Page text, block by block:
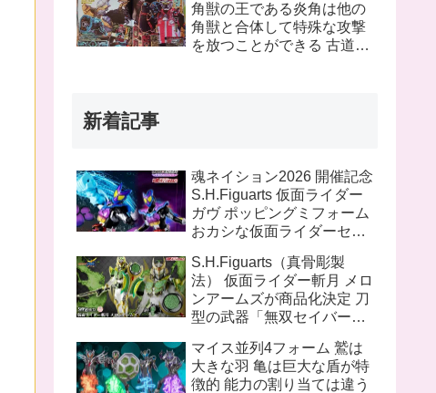
角獣の王である炎角は他の
角獣と合体して特殊な攻撃
を放つことができる 古道具
新着記事
魂ネイション2026 開催記念
S.H.Figuarts 仮面ライダー
ガヴ ポッピングミフォーム
おカシな仮面ライダーセッ
法） 仮面ライダー1号／本
郷猛（仮面ライダーTHE
FIRST）
S.H.Figuarts（真骨彫製
法） 仮面ライダー斬月 メロ
ンアームズが商品化決定 刀
型の武器「無双セイバー」
「メロンディフェンダー」
が付属
マイス並列4フォーム 鷲は
大きな羽 亀は巨大な盾が特
徴的 能力の割り当ては違う